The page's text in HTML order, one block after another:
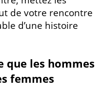
de votre rencontre
d’une histoire
que les hommes
femmes